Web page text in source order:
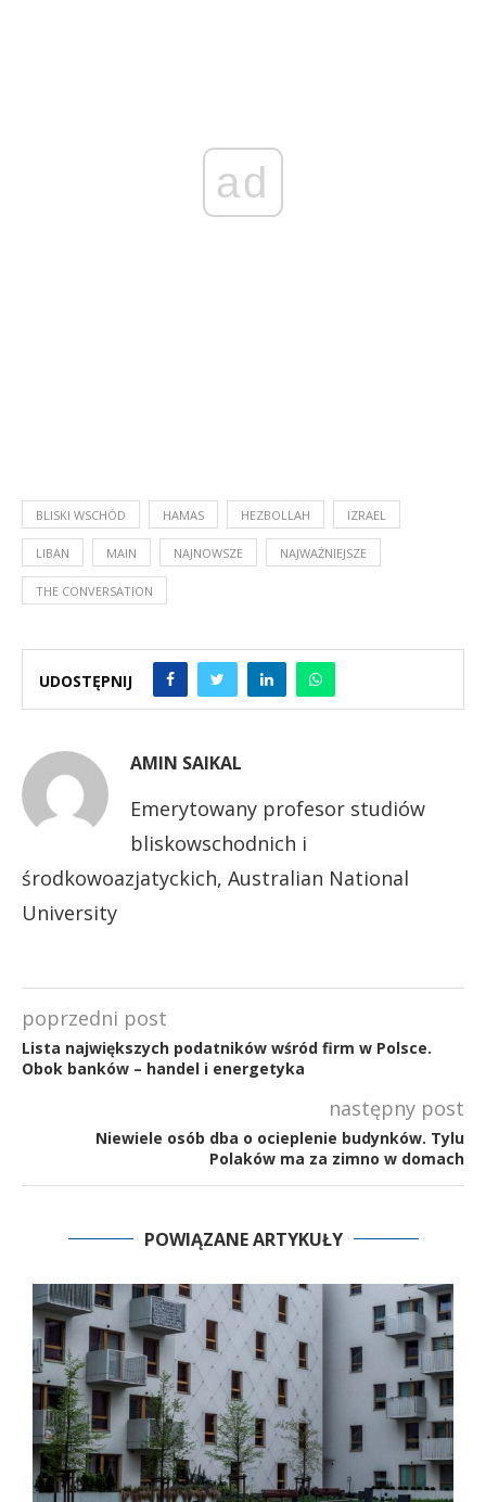
ad
BLISKI WSCHÓD HAMAS HEZBOLLAH IZRAEL
LIBAN MAIN NAJNOWSZE NAJWAŻNIEJSZE
THE CONVERSATION
UDOSTĘPNIJ
AMIN SAIKAL
Emerytowany profesor studiów
bliskowschodnich i
środkowoazjatyckich, Australian National
University
poprzedni post
Lista największych podatników wśród firm w Polsce.
Obok banków – handel i energetyka
następny post
Niewiele osób dba o ocieplenie budynków. Tylu
Polaków ma za zimno w domach
POWIĄZANE ARTYKUŁY